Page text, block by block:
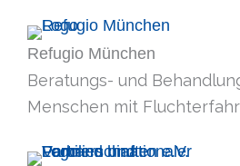
Refugio München
Beratungs- und
Menschen mit